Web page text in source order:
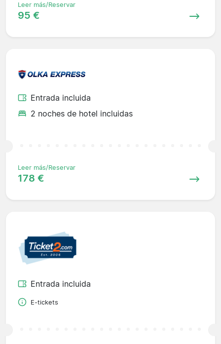
Leer más/Reservar
95 €
Entrada incluida
2 noches de hotel incluidas
Leer más/Reservar
178 €
Entrada incluida
E-tickets